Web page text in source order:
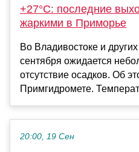
+27°C: последние
жаркими в Приморье
Во Владивостоке и
сентября ожидается
отсутствие осадков. Об
Примгидромете.
20:00, 19 Сен